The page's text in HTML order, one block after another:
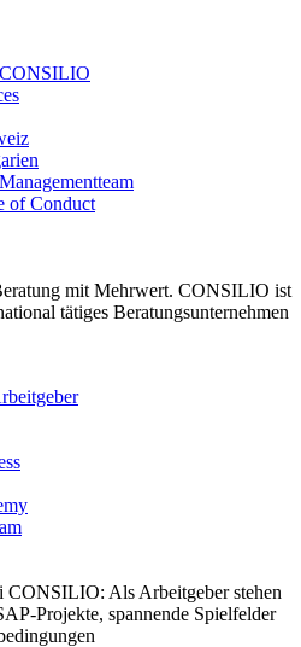
of Conduct
mit Mehrwert. CONSILIO ist
tätiges Beratungsunternehmen
CONSILIO: Als Arbeitgeber stehen
Projekte, spannende Spielfelder